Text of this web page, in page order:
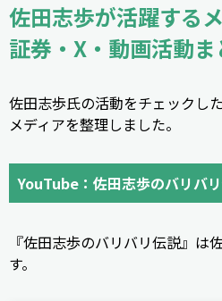
佐田志歩が活躍する
証券・X・動画活動ま
佐田志歩氏の活動をチェックし
メディアを整理しました。
YouTube：佐田志歩のバリバ
『佐田志歩のバリバリ伝説』は
す。